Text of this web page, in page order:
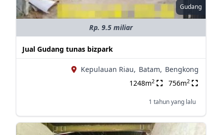
Gudang
Rp. 9.5 miliar
Jual Gudang tunas bizpark
Kepulauan Riau, Batam, Bengkong
1248m2 756m2
1 tahun yang lalu